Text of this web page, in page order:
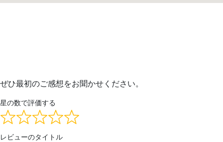
ぜひ最初のご感想をお聞かせください。
星の数で評価する
レビューのタイトル